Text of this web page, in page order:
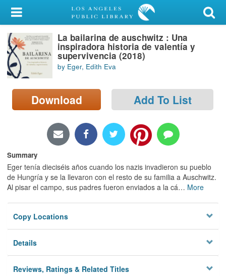
My Account
Library Card
Sign In
Search
Locations/Hours (external
La bailarina de auschwitz : Una
inspiradora historia de valentía y
supervivencia (2018)
by Eger, Edith Eva
Download Add To List
Summary
Eger tenía dieciséis años cuando los nazis invadieron su pueblo
de Hungría y se la llevaron con el resto de su familia a Auschwitz.
Al pisar el campo, sus padres fueron enviados a la cá… More
Copy Locations
Details
Reviews, Ratings & Related Titles